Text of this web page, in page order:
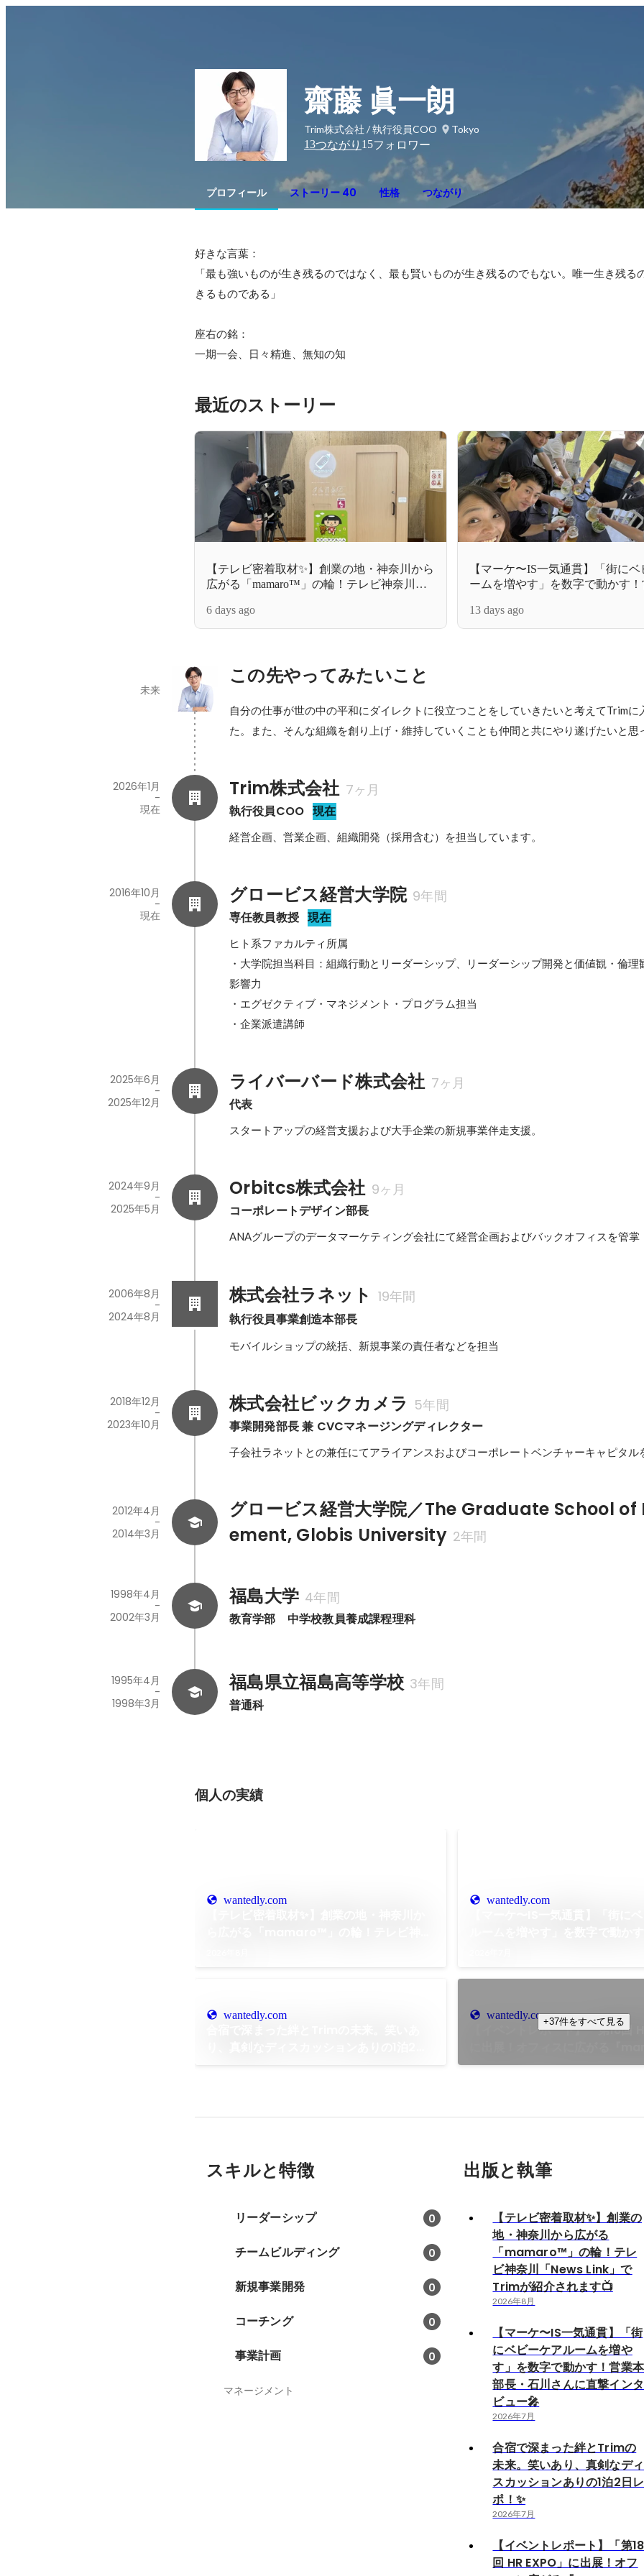
齋藤 眞一朗
Trim株式会社 / 執行役員COO
Tokyo
13つながり 15フォロワー
プロフィール ストーリー 40 性格 つながり
好きな言葉：
「最も強いものが生き残るのではなく、最も賢いものが生き残るのでもない。唯一生き残る
きるものである」
座右の銘：
一期一会、日々精進、無知の知
最近のストーリー
【テレビ密着取材✨】創業の地・神奈川から
広がる「mamaro™」の輪！テレビ神奈川
6 days ago
【マーケ〜IS一気通貫】「街に
ームを増やす」を数字で動かす
13 days ago
この先やってみたいこと
未来
自分の仕事が世の中の平和にダイレクトに役立つことをしていきたいと考えてTrimに
た。また、そんな組織を創り上げ・維持していくことも仲間と共にやり遂げたいと思
Trim株式会社 7ヶ月
執行役員COO 現在
2026年1月
-
現在
経営企画、営業企画、組織開発（採用含む）を担当しています。
グロービス経営大学院 9年間
専任教員教授 現在
2016年10月
-
現在
ヒト系ファカルティ所属
・大学院担当科目：組織行動とリーダーシップ、リーダーシップ開発と価値観・倫理
影響力
・エグゼクティブ・マネジメント・プログラム担当
・企業派遣講師
ライバーバード株式会社 7ヶ月
代表
2025年6月
-
2025年12月
スタートアップの経営支援および大手企業の新規事業伴走支援。
Orbitcs株式会社 9ヶ月
コーポレートデザイン部長
2024年9月
-
2025年5月
ANAグループのデータマーケティング会社にて経営企画およびバックオフィスを管掌
株式会社ラネット 19年間
執行役員事業創造本部長
2006年8月
-
2024年8月
モバイルショップの統括、新規事業の責任者などを担当
株式会社ビックカメラ 5年間
事業開発部長 兼 CVCマネージングディレクター
2018年12月
-
2023年10月
子会社ラネットとの兼任にてアライアンスおよびコーポレートベンチャーキャピタル
グロービス経営大学院／The Graduate School
ement, Globis University 2年間
2012年4月
-
2014年3月
福島大学 4年間
教育学部　中学校教員養成課程理科
1998年4月
-
2002年3月
福島県立福島高等学校 3年間
普通科
1995年4月
-
1998年3月
個人の実績
wantedly.com wantedly.com
wantedly.com wantedly.com
【イベントレポート】「第18回
輪と、チームの絆を深めた3日間
+37件をすべて見る
スキルと特徴
リーダーシップ 0
チームビルディング 0
新規事業開発 0
コーチング 0
事業計画 0
マネージメント
出版と執筆
【テレビ密着取材✨】創業の
地・神奈川から広がる
「mamaro™」の輪！テレ
ビ神奈川「News Link」で
Trimが紹介されます📺
2026年8月
【マーケ〜IS一気通貫】「街
にベビーケアルームを増や
す」を数字で動かす！営業本
部長・石川さんに直撃インタ
ビュー🎤
2026年7月
合宿で深まった絆とTrimの
未来。笑いあり、真剣なディ
スカッションありの1泊2日レ
ポ！✨
2026年7月
【イベントレポート】「第18
回 HR EXPO」に出展！オフ